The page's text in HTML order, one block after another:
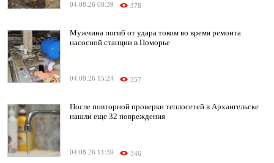
04.08.26 08:39 378
Мужчина погиб от удара током во время ремонта
насосной станции в Поморье
04.08.26 15:24 357
После повторной проверки теплосетей в Архангельске
нашли еще 32 повреждения
04.08.26 11:39 346